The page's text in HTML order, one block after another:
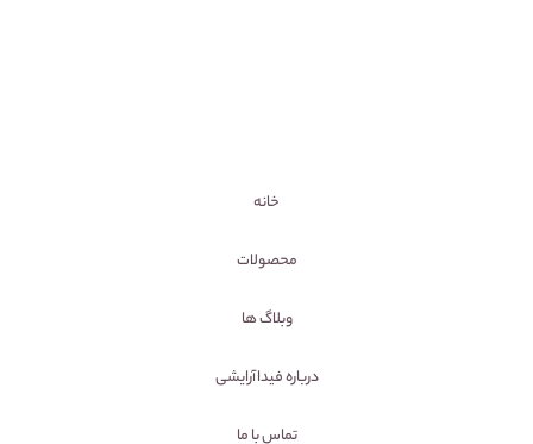
خانه
محصولات
وبلاگ ها
درباره فیداآرایشی
تماس با ما